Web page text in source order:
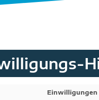
Einwilligungen